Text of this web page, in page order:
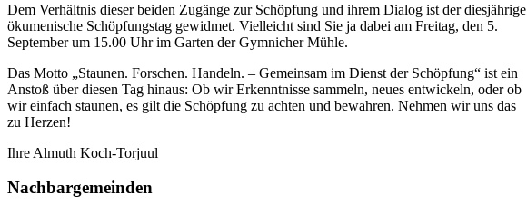
Dem Verhältnis dieser beiden Zugänge zur Schöpfung und ihrem Dialog ist der diesjährige
ökumenische Schöpfungstag gewidmet. Vielleicht sind Sie ja dabei am Freitag, den 5.
September um 15.00 Uhr im Garten der Gymnicher Mühle.
Das Motto „Staunen. Forschen. Handeln. – Gemeinsam im Dienst der Schöpfung“ ist ein
Anstoß über diesen Tag hinaus: Ob wir Erkenntnisse sammeln, neues entwickeln, oder ob
wir einfach staunen, es gilt die Schöpfung zu achten und bewahren. Nehmen wir uns das
zu Herzen!
Ihre Almuth Koch-Torjuul
Nachbargemeinden